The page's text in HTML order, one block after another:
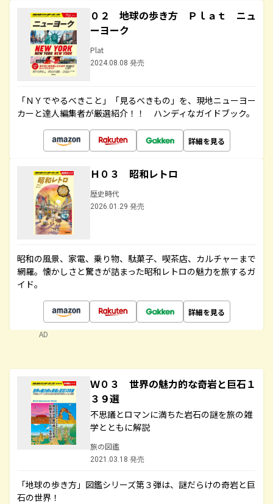
０２ 地球の歩き方 Ｐｌａｔ ニュ
ーヨーク
Plat
2024.08.08 発売
「ＮＹでやるべきこと」「見るべきもの」を、現地ニューヨー
カーと達人編集者が厳選紹介！！ ハンディなガイドブック。
詳細を見る
Ｈ０３ 昭和レトロ
歴史時代
2026.01.29 発売
昭和の風景、家電、乗り物、駄菓子、喫茶店、カルチャーまで
網羅。懐かしさと驚きが詰まった昭和レトロの魅力を旅するガ
イド。
詳細を見る
AD
Ｗ０３ 世界の魅力的な奇岩と巨石１
３９選
不思議とロマンに満ちた岩石の謎を旅の雑
学とともに解説
旅の図鑑
2021.03.18 発売
「地球の歩き方」図鑑シリーズ第３弾は、謎だらけの奇岩と巨
石の世界！